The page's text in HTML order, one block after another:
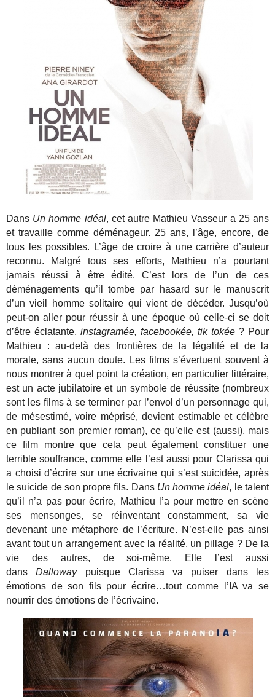
Dans Un homme idéal, cet autre Mathieu Vasseur a 25 ans
et travaille comme déménageur. 25 ans, l’âge, encore, de
tous les possibles. L’âge de croire à une carrière d’auteur
reconnu. Malgré tous ses efforts, Mathieu n’a pourtant
jamais réussi à être édité. C’est lors de l’un de ces
déménagements qu’il tombe par hasard sur le manuscrit
d’un vieil homme solitaire qui vient de décéder. Jusqu’où
peut-on aller pour réussir à une époque où celle-ci se doit
d’être éclatante,instagramée, facebookée, tik tokée? Pour
Mathieu : au-delà des frontières de la légalité et de la
morale, sans aucun doute. Les films s’évertuent souvent à
nous montrer à quel point la création, en particulier littéraire,
est un acte jubilatoire et un symbole de réussite (nombreux
sont les films à se terminer par l’envol d’un personnage qui,
de mésestimé, voire méprisé, devient estimable et célèbre
en publiant son premier roman), ce qu’elle est (aussi), mais
ce film montre que cela peut également constituer une
terrible souffrance, comme elle l’est aussi pour Clarissa qui
a choisi d’écrire sur une écrivaine qui s’est suicidée, après
le suicide de son propre fils. Dans Un homme idéal, le talent
qu’il n’a pas pour écrire, Mathieu l’a pour mettre en scène
ses mensonges, se réinventant constamment, sa vie
devenant une métaphore de l’écriture. N’est-elle pas ainsi
avant tout un arrangement avec la réalité, un pillage ? De la
vie des autres, de soi-même. Elle l’est aussi
dansDallowaypuisque Clarissa va puiser dans les
émotions de son fils pour écrire…tout comme l’IA va se
nourrir des émotions de l’écrivaine.